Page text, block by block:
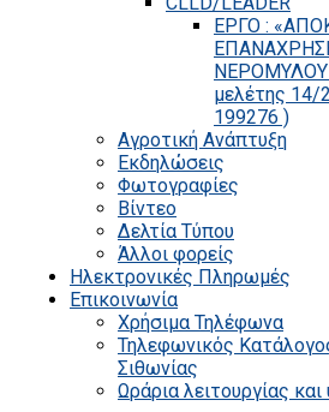
ΕΡΓΟ :
ΝΕΡΟΜΥΛΟΥ
μελέτης 14/
199276 )
Αγροτική Ανάπτυξη
Εκδηλώσεις
Φωτογραφίες
Βίντεο
Δελτία Τύπου
Άλλοι φορείς
Ηλεκτρονικές Πληρωμές
Επικοινωνία
Χρήσιμα Τηλέφωνα
Τηλεφωνικός
Σιθωνίας
Ωράρια λειτουργίας